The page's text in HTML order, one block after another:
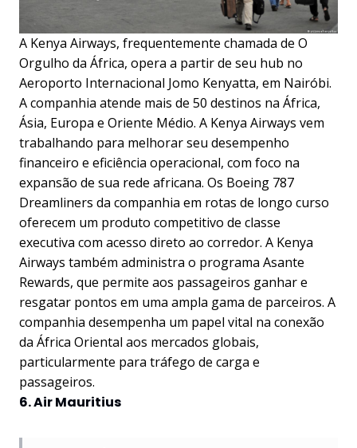
A Kenya Airways, frequentemente chamada de O
Orgulho da África, opera a partir de seu hub no
Aeroporto Internacional Jomo Kenyatta, em Nairóbi.
A companhia atende mais de 50 destinos na África,
Ásia, Europa e Oriente Médio. A Kenya Airways vem
trabalhando para melhorar seu desempenho
financeiro e eficiência operacional, com foco na
expansão de sua rede africana. Os Boeing 787
Dreamliners da companhia em rotas de longo curso
oferecem um produto competitivo de classe
executiva com acesso direto ao corredor. A Kenya
Airways também administra o programa Asante
Rewards, que permite aos passageiros ganhar e
resgatar pontos em uma ampla gama de parceiros. A
companhia desempenha um papel vital na conexão
da África Oriental aos mercados globais,
particularmente para tráfego de carga e
passageiros.
6. Air Mauritius